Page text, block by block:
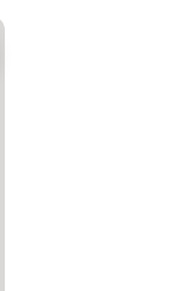
a favoritos